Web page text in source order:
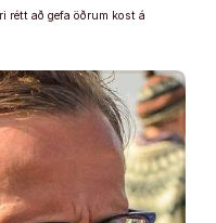
rétt að gefa öðrum kost á